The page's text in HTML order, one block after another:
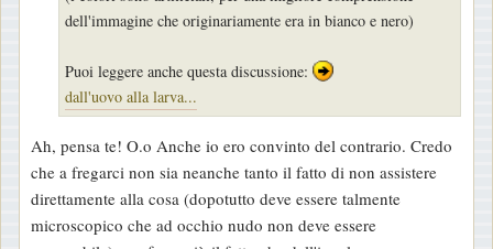
dell'immagine che originariamente era in bianco e nero)
Puoi leggere anche questa discussione:
dall'uovo alla larva...
Ah, pensa te! O.o Anche io ero convinto del contrario. Credo
che a fregarci non sia neanche tanto il fatto di non assistere
direttamente alla cosa (dopotutto deve essere talmente
microscopico che ad occhio nudo non deve essere